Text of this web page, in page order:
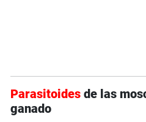
Parasitoides de las
ganado